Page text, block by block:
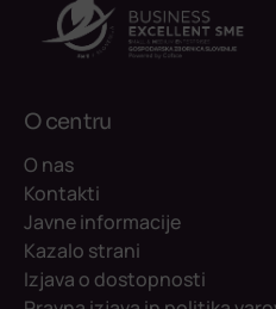
O centru
O nas
Kontakti
Javne informacije
Kazalo strani
Izjava o dostopnosti